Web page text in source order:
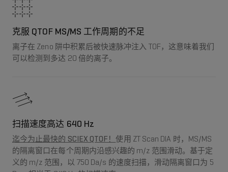
克服 QTOF MS/MS 工作周期的不足
离子在 Zeno 阱中积累后被快速脉冲注入 TOF，这意味着我们
可以检测到多达 20 倍的离子。
扫描速度高达 640 Hz
迄今为止最快的 SCIEX QTOF！使用 ZT Scan DIA 时，MS/MS
的隔离窗口在每个周期内沿感兴趣的 m/z 范围滑动。基于定
义的 m/z 范围，以 750 Da/s 的速度扫描，滑动隔离窗口为 5